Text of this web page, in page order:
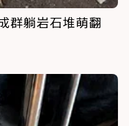
群躺岩石堆萌翻